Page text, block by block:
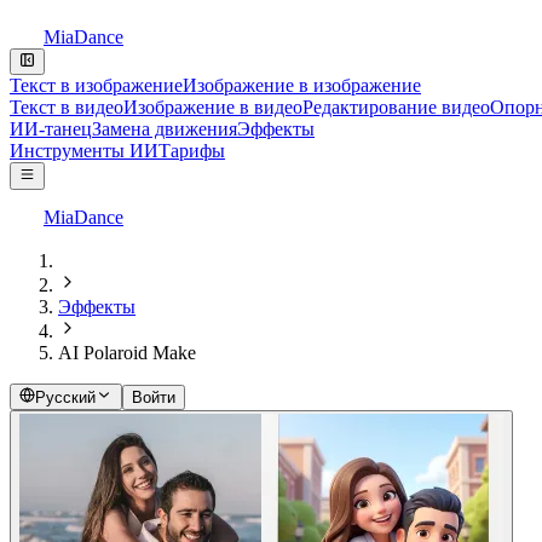
MiaDance
Текст в изображениеИзображение в изображение
Текст в видеоИзображение в видеоРедактирование видео
ИИ-танецЗамена движенияЭффекты
Инструменты ИИТарифы
MiaDance
Эффекты
AI Polaroid Make
Русский Войти